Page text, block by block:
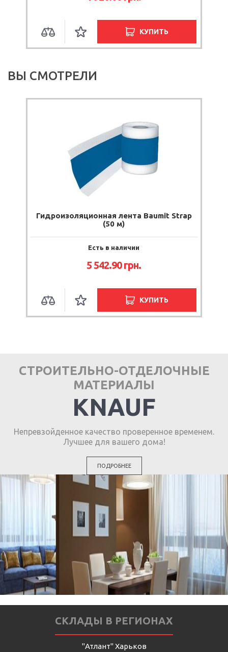
КУПИТЬ
ВЫ СМОТРЕЛИ
Гидроизоляционная лента Baumit Strap
(50 м)
Есть в наличии
5 542.90грн.
КУПИТЬ
СТРОИТЕЛЬНО-ОТДЕЛОЧНЫЕ
МАТЕРИАЛЫ
KNAUF
Непревзойденное качество проверенное временем.
Лучшее для вашего дома!
ПОДРОБНЕЕ
СКЛАДЫ В РЕГИОНАХ
"Атлант" Харьков